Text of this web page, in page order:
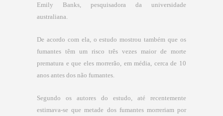
Emily Banks, pesquisadora da universidade
australiana.
De acordo com ela, o estudo mostrou também que os
fumantes têm um risco três vezes maior de morte
prematura e que eles morrerão, em média, cerca de 10
anos antes dos não­ fumantes.
Segundo os autores do estudo, até recentemente
estimava­-se que metade dos fumantes morreriam por